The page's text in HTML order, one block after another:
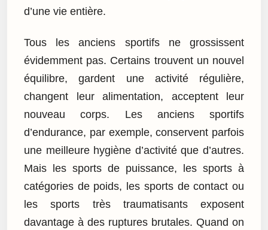
d’une vie entière.
Tous les anciens sportifs ne grossissent
évidemment pas. Certains trouvent un nouvel
équilibre, gardent une activité régulière,
changent leur alimentation, acceptent leur
nouveau corps. Les anciens sportifs
d’endurance, par exemple, conservent parfois
une meilleure hygiène d’activité que d’autres.
Mais les sports de puissance, les sports à
catégories de poids, les sports de contact ou
les sports très traumatisants exposent
davantage à des ruptures brutales. Quand on